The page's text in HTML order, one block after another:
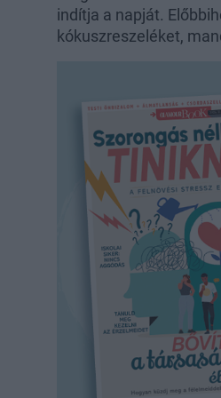
indítja a napját.
kókuszreszeléket,